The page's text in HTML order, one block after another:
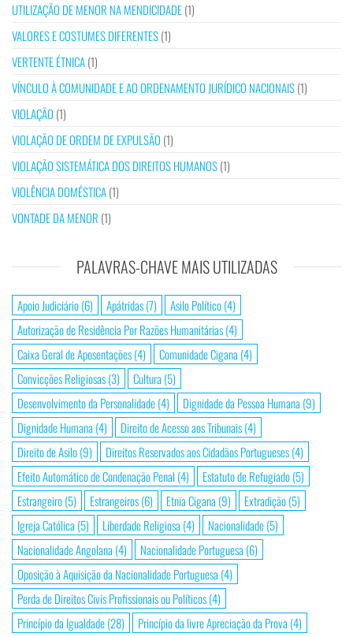
UTILIZAÇÃO DE MENOR NA MENDICIDADE(1)
VALORES E COSTUMES DIFERENTES(1)
VERTENTE ÉTNICA(1)
VÍNCULO À COMUNIDADE E AO ORDENAMENTO JURÍDICO NACIONAIS(1)
VIOLAÇÃO (1)
VIOLAÇÃO DE ORDEM DE EXPULSÃO (1)
VIOLAÇÃO SISTEMÁTICA DOS DIREITOS HUMANOS(1)
VIOLÊNCIA DOMÉSTICA(1)
VONTADE DA MENOR (1)
PALAVRAS-CHAVE MAIS UTILIZADAS
Apoio Judiciário(6) Apátridas(7) Asilo Político(4)
Autorização de Residência Por Razões Humanitárias(4)
Caixa Geral de Aposentações(4) Comunidade Cigana (4)
Convicções Religiosas(3) Cultura (5)
Desenvolvimento da Personalidade(4) Dignidade da Pessoa Humana (9)
Dignidade Humana (4) Direito de Acesso aos Tribunais(4)
Direito de Asilo(9) Direitos Reservados aos Cidadãos Portugueses(4)
Efeito Automático de Condenação Penal (4) Estatuto de Refugiado(5)
Estrangeiro(5) Estrangeiros(6) Etnia Cigana (9) Extradição(5)
Igreja Católica (5) Liberdade Religiosa (4) Nacionalidade(5)
Nacionalidade Angolana (4) Nacionalidade Portuguesa (6)
Oposição à Aquisição da Nacionalidade Portuguesa (4)
Perda de Direitos Civis Profissionais ou Políticos(4)
Princípio da Igualdade(28) Princípio da livre Apreciação da Prova (4)